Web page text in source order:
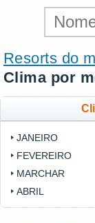
Resorts do
Clima por
JANEIRO
FEVEREIRO
MARCHAR
ABRIL